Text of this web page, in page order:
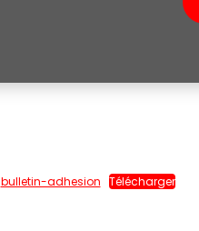
bulletin-adhesion Télécharger